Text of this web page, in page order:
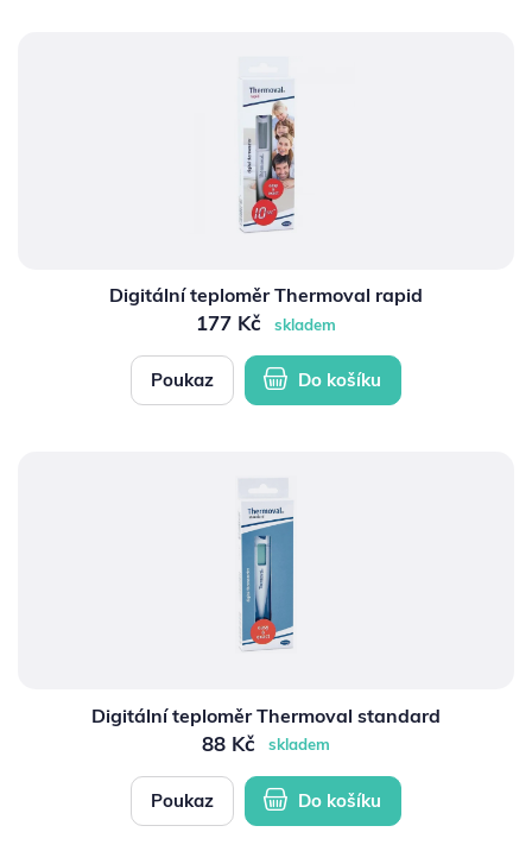
Digitální teploměr Thermoval rapid
177 Kč skladem
Poukaz Do košíku
Digitální teploměr Thermoval standard
88 Kč skladem
Poukaz Do košíku